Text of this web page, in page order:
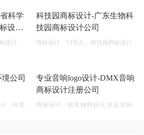
科学
设计
设计
科技园商标设计-广东生物科
技园商标设计公司
商标设计、VI导入，科技园商标设计在
公司
，环境商
专业音响logo设计-DMX音响
商标设计注册公司
商标设计、包装物料设计,专业音响公